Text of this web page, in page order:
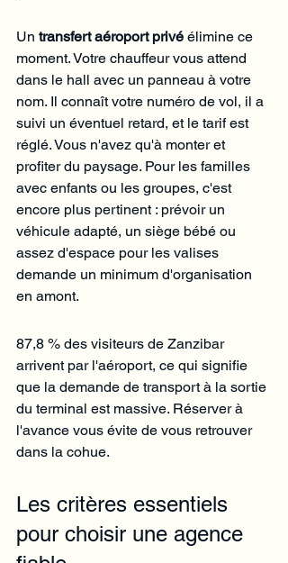
Un transfert aéroport privé élimine ce
moment. Votre chauffeur vous attend
dans le hall avec un panneau à votre
nom. Il connaît votre numéro de vol, il a
suivi un éventuel retard, et le tarif est
réglé. Vous n'avez qu'à monter et
profiter du paysage. Pour les familles
avec enfants ou les groupes, c'est
encore plus pertinent : prévoir un
véhicule adapté, un siège bébé ou
assez d'espace pour les valises
demande un minimum d'organisation
en amont.
87,8 % des visiteurs de Zanzibar
arrivent par l'aéroport, ce qui signifie
que la demande de transport à la sortie
du terminal est massive. Réserver à
l'avance vous évite de vous retrouver
dans la cohue.
Les critères essentiels
pour choisir une agence